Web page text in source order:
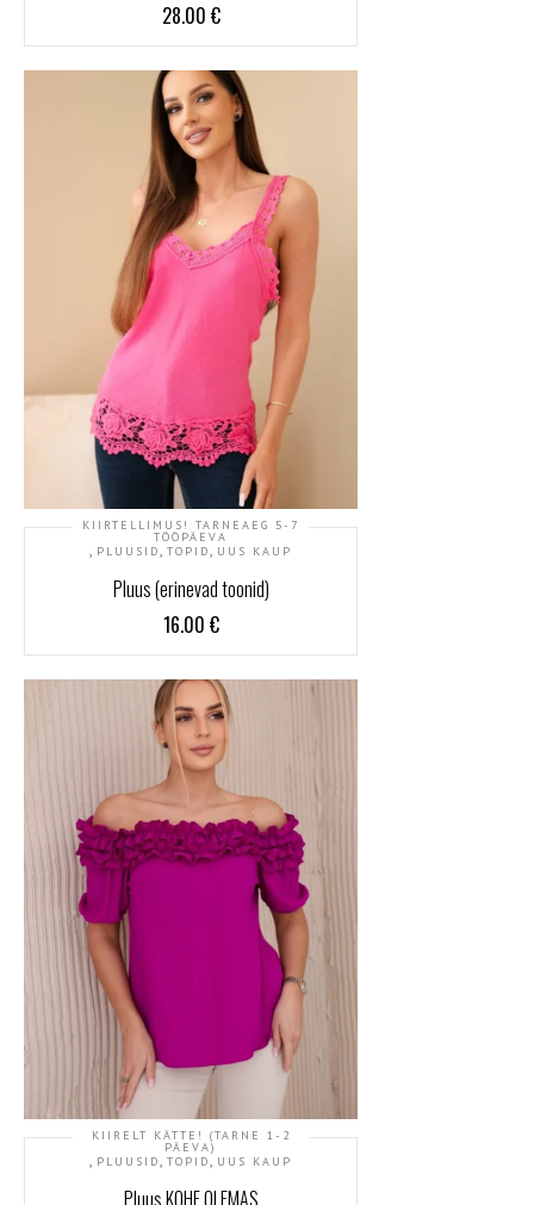
28.00 €
KIIRTELLIMUS! TARNEAEG 5-7
TÖÖPÄEVA
, PLUUSID, TOPID, UUS KAUP
Pluus (erinevad toonid)
16.00 €
KIIRELT KÄTTE! (TARNE 1-2
PÄEVA)
PLUUSID TOPID , UUS KAUP
Pluus KOHE OLEMAS